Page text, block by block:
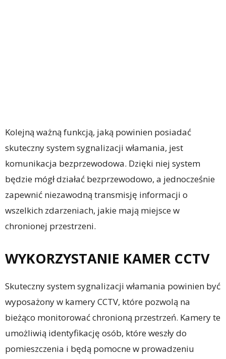
Kolejną ważną funkcją, jaką powinien posiadać
skuteczny system sygnalizacji włamania, jest
komunikacja bezprzewodowa. Dzięki niej system
będzie mógł działać bezprzewodowo, a jednocześnie
zapewnić niezawodną transmisję informacji o
wszelkich zdarzeniach, jakie mają miejsce w
chronionej przestrzeni.
WYKORZYSTANIE KAMER CCTV
Skuteczny system sygnalizacji włamania powinien być
wyposażony w kamery CCTV, które pozwolą na
bieżąco monitorować chronioną przestrzeń. Kamery te
umożliwią identyfikację osób, które weszły do
pomieszczenia i będą pomocne w prowadzeniu